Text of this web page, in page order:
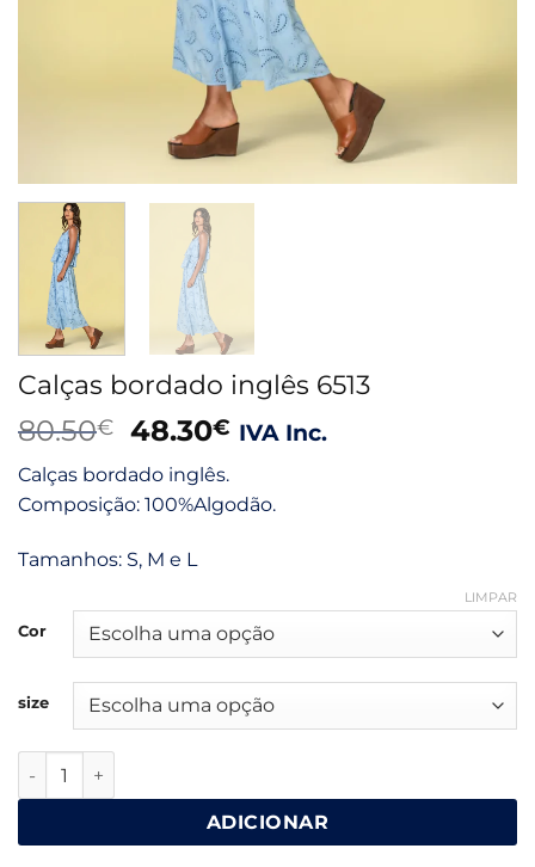
Calças bordado inglês 6513
80.50€
O
original
era:
80.50€.
48.30€ O
é:
IVA Inc.
Calças bordado inglês.
Composição: 100%Algodão.
Tamanhos: S, M e L
Cor
size
LIMPAR
Quantidade de Calças bordado inglês 6513
ADICIONAR